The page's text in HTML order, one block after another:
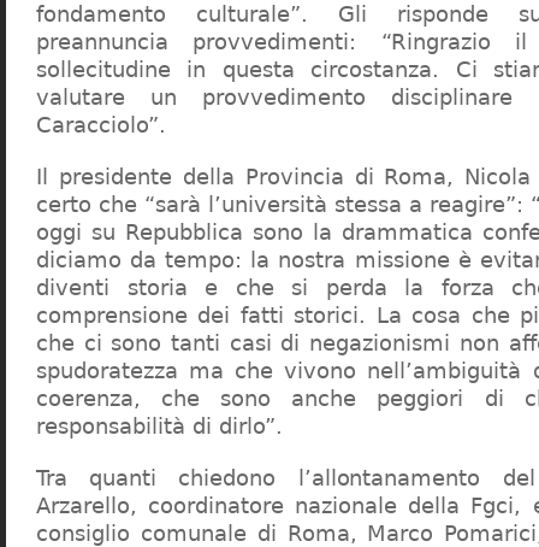
fondamento culturale”. Gli risponde
preannuncia provvedimenti:
sollecitudine in questa circostanza. Ci
valutare un provvedimento
Caracciolo”.
Il presidente della Provincia di Roma,
certo che “sarà l’università stessa a reagire”:
oggi su Repubblica sono la drammatica
diciamo da tempo: la nostra missione è
diventi storia e che si perda la forza
comprensione dei fatti storici. La cosa che
che ci sono tanti casi di negazionismi non
spudoratezza ma che vivono nell’ambiguità
coerenza, che sono anche peggiori di
responsabilità di dirlo”.
Tra quanti chiedono l’allontanamento
Arzarello, coordinatore nazionale della
consiglio comunale di Roma, Marco